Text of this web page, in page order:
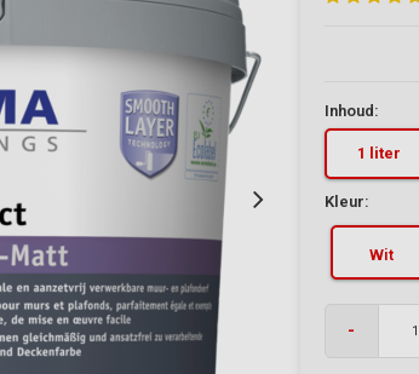
Inhoud:
1 liter
Kleur:
Wit
-